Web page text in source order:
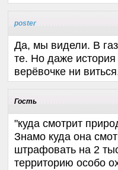
poster
Да, мы видели. В
те. Но даже
верёвочке ни
Гость
"куда смотрит
Знамо куда она
штрафовать на 2
территорию особо